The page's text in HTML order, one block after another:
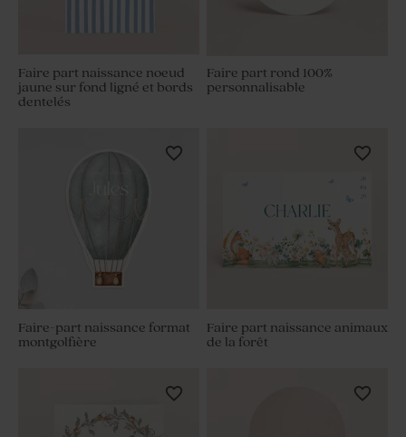
Faire part rond 100%
personnalisable
Faire part naissance noeud
jaune sur fond ligné et bords
dentelés
Faire-part naissance format
montgolfière
Faire part naissance animaux
de la forêt